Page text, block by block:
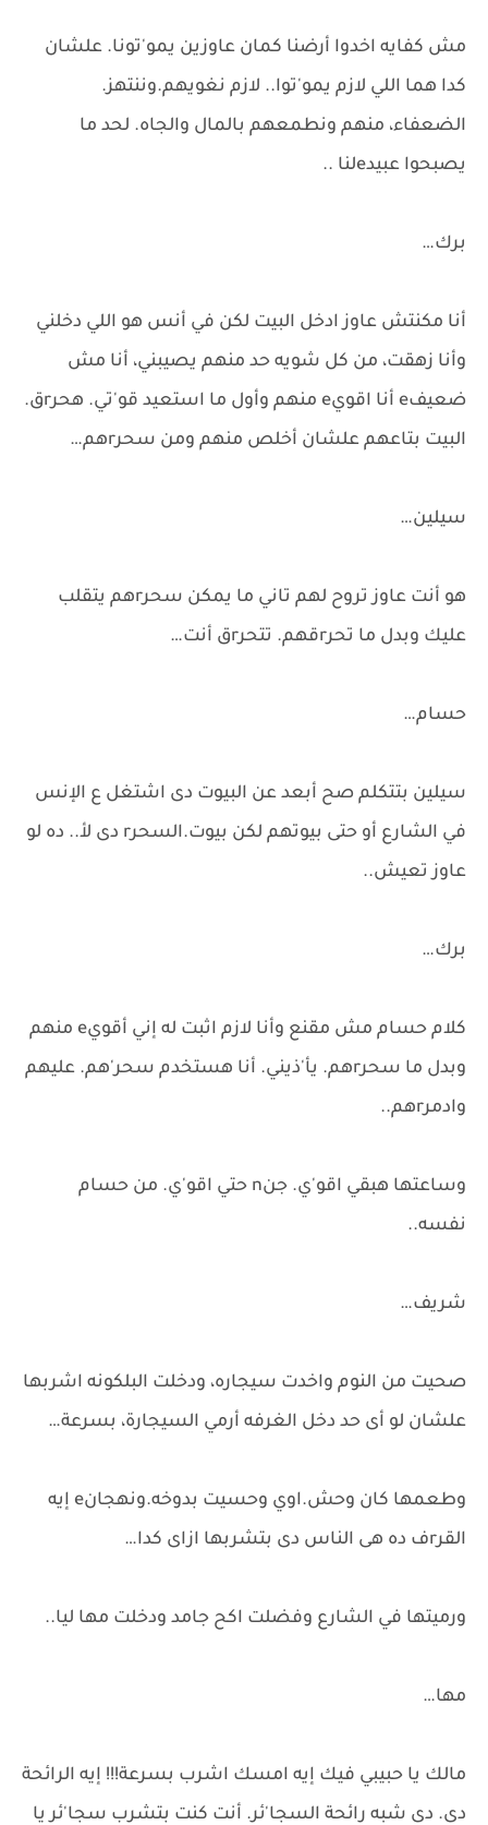
مش كفايه اخدوا أرضنا كمان عاوزين يمو'تونا. علشان
كدا هما اللي لازم يمو'توا.. لازم نغويهم.وننتهز.
الضعفاء، منهم ونطمعهم بالمال والجاه. لحد ما
يصبحوا عبيدeلنا ..
برك…
أنا مكنتش عاوز ادخل البيت لكن في أنس هو اللي دخلني
وأنا زهقت، من كل شويه حد منهم يصيبني، أنا مش
ضعيفe أنا اقويe منهم وأول ما استعيد قو'تي. هحرrق.
البيت بتاعهم علشان أخلص منهم ومن سحرrهم…
سيلين…
هو أنت عاوز تروح لهم تاني ما يمكن سحرrهم يتقلب
عليك وبدل ما تحرrقهم. تتحرrق أنت…
حسام…
سيلين بتتكلم صح أبعد عن البيوت دى اشتغل ع الإنس
في الشارع أو حتى بيوتهم لكن بيوت.السحرr دى لأ.. ده لو
عاوز تعيش..
برك…
كلام حسام مش مقنع وأنا لازم اثبت له إني أقويe منهم
وبدل ما سحرrهم. يأ'ذيني. أنا هستخدم سحر'هم. عليهم
وادمرrهم..
وساعتها هبقي اقو'ي. جنn حتي اقو'ي. من حسام
نفسه..
شريف…
صحيت من النوم واخدت سيجاره، ودخلت البلكونه اشربها
علشان لو أى حد دخل الغرفه أرمي السيجارة، بسرعة…
وطعمها كان وحش.اوي وحسيت بدوخه.ونهجانe إيه
القرrف ده هى الناس دى بتشربها ازاى كدا…
ورميتها في الشارع وفضلت اكح جامد ودخلت مها ليا..
مها…
مالك يا حبيبي فيك إيه امسك اشرب بسرعة!!! إيه الرائحة
دى. دى شبه رائحة السجا'ئر. أنت كنت بتشرب سجا'ئر يا